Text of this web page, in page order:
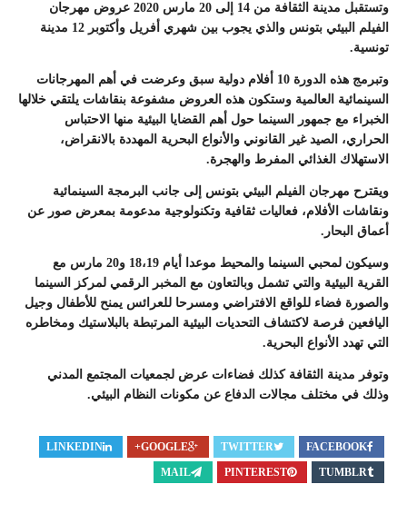
وتستقبل مدينة الثقافة من 14 إلى 20 مارس 2020 عروض مهرجان
الفيلم البيئي بتونس والذي يجوب بين شهري أفريل وأكتوبر 12 مدينة
تونسية.
وتبرمج هذه الدورة 10 أفلام دولية سبق وعرضت في أهم المهرجانات
السينمائية العالمية وستكون هذه العروض مشفوعة بنقاشات يلتقي خلالها
الخبراء مع جمهور السينما حول أهم القضايا البيئية منها الاحتباس
الحراري، الصيد غير القانوني والأنواع البحرية المهددة بالانقراض،
الاستهلاك الغذائي المفرط والهجرة.
ويقترح مهرجان الفيلم البيئي بتونس إلى جانب البرمجة السينمائية
ونقاشات الأفلام، فعاليات ثقافية وتكنولوجية مدعومة بمعرض صور عن
أعماق البحار.
وسيكون لمحبي السينما والمحيط موعدا أيام 18،19 و20 مارس مع
القرية البيئية والتي تشمل وبالتعاون مع المخبر الرقمي لمركز السينما
والصورة فضاء للواقع الافتراضي ومسرحا للعرائس يمنح للأطفال وجيل
اليافعين فرصة لاكتشاف التحديات البيئية المرتبطة بالبلاستيك ومخاطره
التي تهدد الأنواع البحرية.
وتوفر مدينة الثقافة كذلك فضاءات عرض لجمعيات المجتمع المدني
وذلك في مختلف مجالات الدفاع عن مكونات النظام البيئي.
FACEBOOK
TWITTER
GOOGLE+
LINKEDIN
TUMBLR
PINTEREST
MAIL